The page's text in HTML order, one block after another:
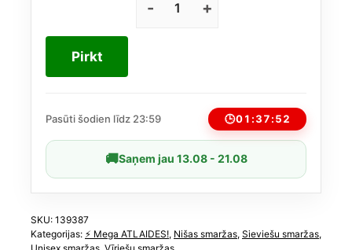
240,00 €.
167,81 €.
Xerjoff
daudzums
Pirkt
Pasūti šodien līdz 23:59 🕒01:37:51
🚚Saņem jau 13.08 - 21.08
SKU: 139387
Kategorijas: ⚡️ Mega ATLAIDES!, Nišas smaržas, Sieviešu smaržas,